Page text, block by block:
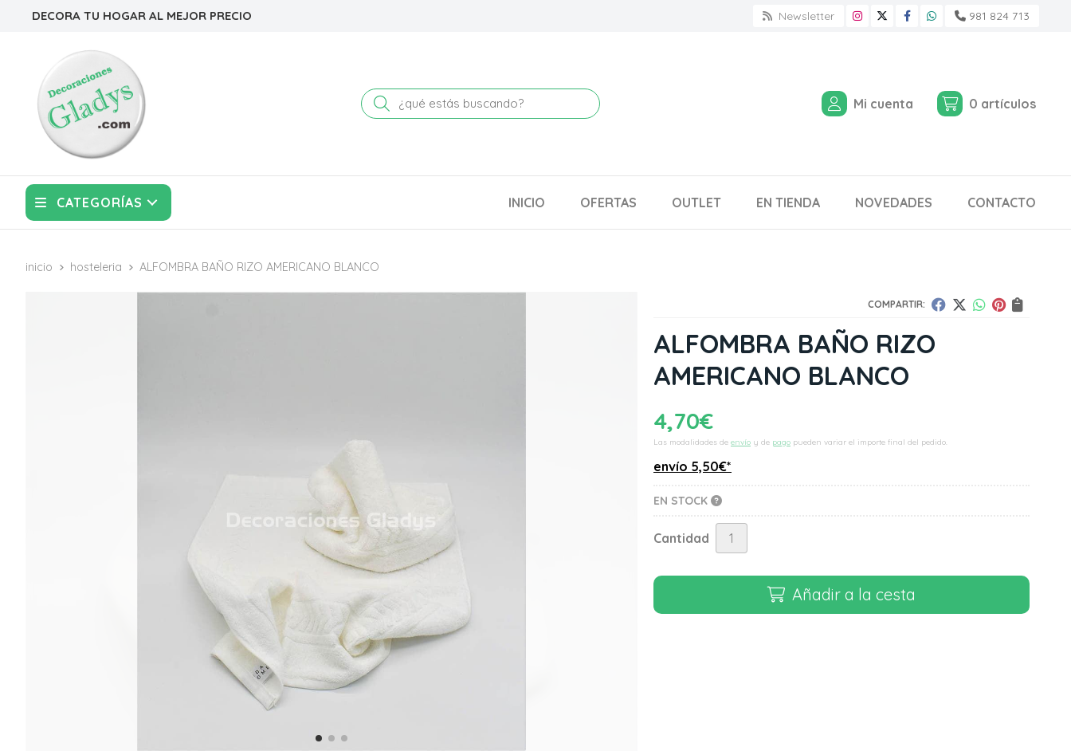
DECORA TU HOGAR AL MEJOR PRECIO Newsletter 981 824 713
Buscar Mi cuenta 0 artículos
CATEGORÍAS INICIO OFERTAS OUTLET EN TIENDA NOVEDADES CONTACTO
inicio hosteleria ALFOMBRA BAÑO RIZO AMERICANO BLANCO
COMPARTIR:
ALFOMBRA BAÑO RIZO
AMERICANO BLANCO
4,70€
Las modalidades de envío y de pago pueden variar el importe final del pedido.
envío 5,50€*
EN STOCK
Cantidad
Añadir a la cesta